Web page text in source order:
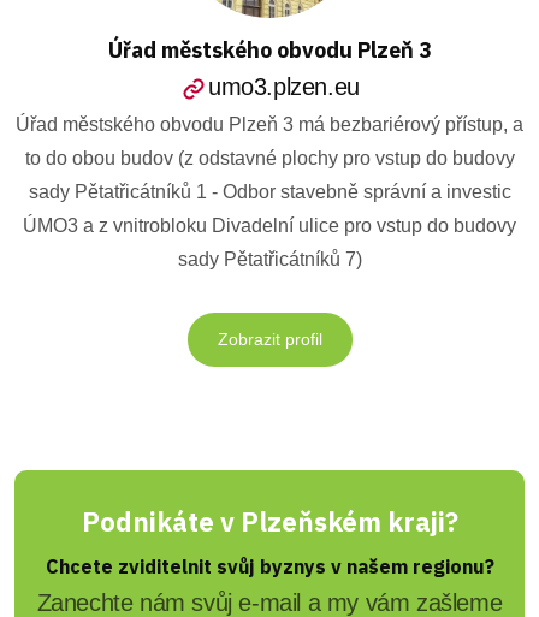
Úřad městského obvodu Plzeň 3
umo3.plzen.eu
Úřad městského obvodu Plzeň 3 má bezbariérový přístup, a
to do obou budov (z odstavné plochy pro vstup do budovy
sady Pětatřicátníků 1 - Odbor stavebně správní a investic
ÚMO3 a z vnitrobloku Divadelní ulice pro vstup do budovy
sady Pětatřicátníků 7)
Zobrazit profil
Podnikáte v Plzeňském kraji?
Chcete zviditelnit svůj byznys v našem regionu?
Zanechte nám svůj e-mail a my vám zašleme